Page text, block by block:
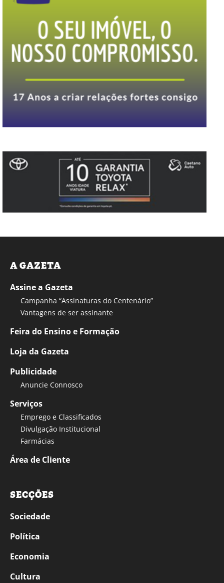
A GAZETA
Assine a Gazeta
Campanha “Assinaturas do Centenário”
Vantagens de ser assinante
Feira do Ensino e Formação
Loja da Gazeta
Publicidade
Anuncie Connosco
Serviços
Emprego e Classificados
Divulgação Institucional
Farmácias
Área de Cliente
SECÇÕES
Sociedade
Política
Economia
Cultura